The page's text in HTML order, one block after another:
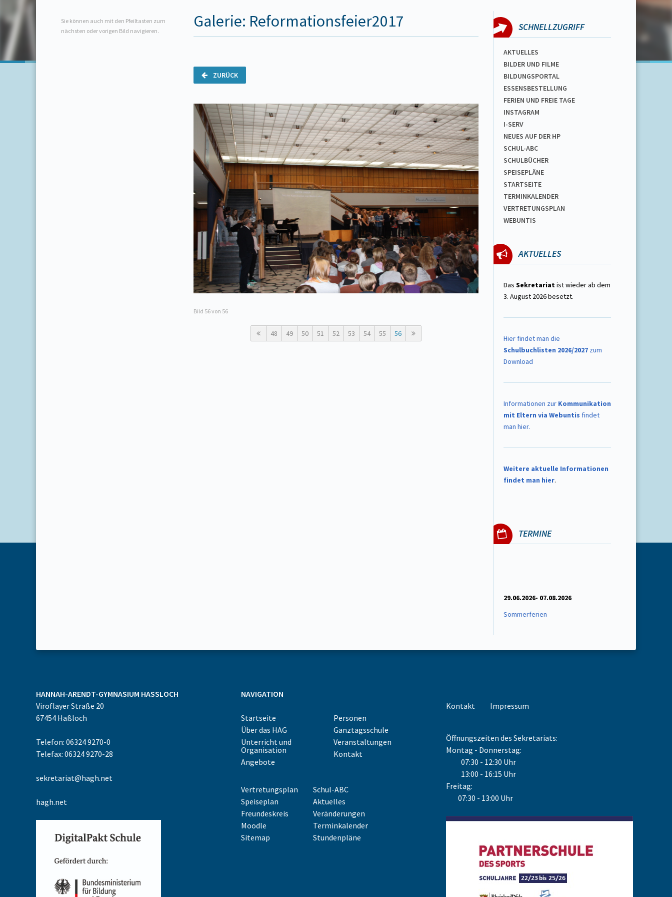
Sie können auch mit den Pfeiltasten zum
nächsten oder vorigen Bild navigieren.
Galerie: Reformationsfeier2017
ZURÜCK
Bild 56von 56
48 49 50 51 52 53 54 55 56
SCHNELLZUGRIFF
AKTUELLES
BILDER UND FILME
BILDUNGSPORTAL
ESSENSBESTELLUNG
FERIEN UND FREIE TAGE
INSTAGRAM
I-SERV
NEUES AUF DER HP
SCHUL-ABC
SCHULBÜCHER
SPEISEPLÄNE
STARTSEITE
TERMINKALENDER
VERTRETUNGSPLAN
WEBUNTIS
AKTUELLES
Das Sekretariatist wieder ab dem
3. August 2026 besetzt.
Hier findet man die
Schulbuchlisten 2026/2027 zum
Download
Informationen zur Kommunikation
mit Eltern via Webuntis findet
man hier.
Weitere aktuelle Informationen
findet man hier.
TERMINE
29.06.2026- 07.08.2026
Sommerferien
HANNAH-ARENDT-GYMNASIUM HASSLOCH
Viroflayer Straße 20
67454 Haßloch
Telefon: 06324 9270-0
Telefax: 06324 9270-28
sekretariat@hagh.net
hagh.net
NAVIGATION
Startseite
Über das HAG
Unterricht und
Organisation
Angebote
Personen
Ganztagsschule
Veranstaltungen
Kontakt
Vertretungsplan
Speiseplan
Freundeskreis
Moodle
Sitemap
Schul-ABC
Aktuelles
Veränderungen
Terminkalender
Stundenpläne
Kontakt Impressum
Öffnungszeiten des Sekretariats:
Montag - Donnerstag:
07:30 - 12:30 Uhr
13:00 - 16:15 Uhr
Freitag:
07:30 - 13:00 Uhr